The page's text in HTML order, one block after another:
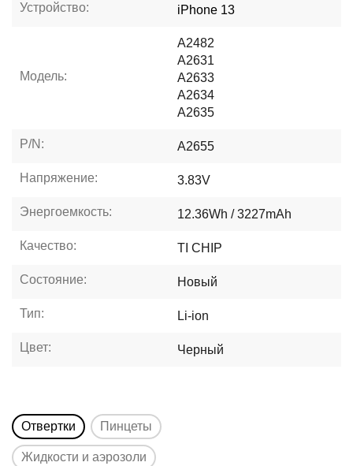
Устройство: iPhone 13
Модель:
A2482
A2631
A2633
A2634
A2635
P/N: A2655
Напряжение: 3.83V
Энергоемкость: 12.36Wh / 3227mAh
Качество: TI CHIP
Состояние: Новый
Тип: Li-ion
Цвет: Черный
Отвертки Пинцеты
Жидкости и аэрозоли